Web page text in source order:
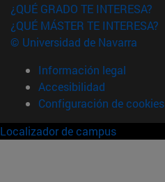
¿QUÉ GRADO TE INTERESA?
¿QUÉ MÁSTER TE INTERESA?
© Universidad de Navarra
Información legal
Accesibilidad
Configuración de cookies
Localizador de campus